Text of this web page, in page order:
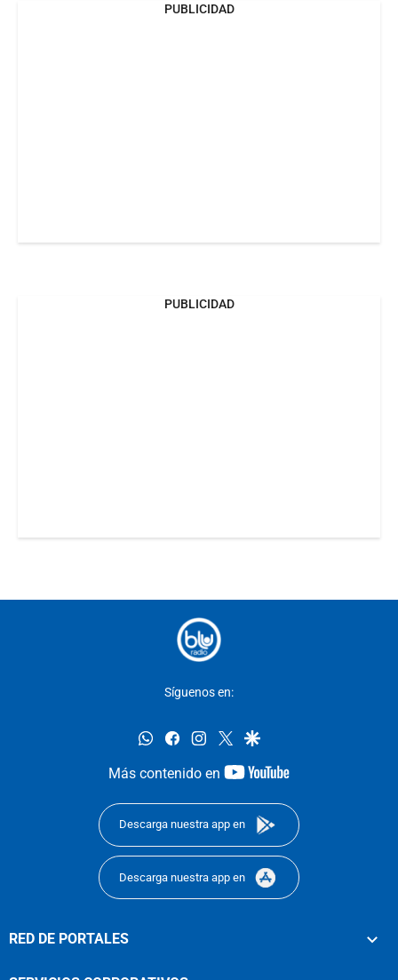
PUBLICIDAD
PUBLICIDAD
Síguenos en:
whatsappfacebookinstagram
twittergoogle
Más contenido en
youtube-
Descarga nuestra app en
Descarga nuestra app en
RED DE PORTALES